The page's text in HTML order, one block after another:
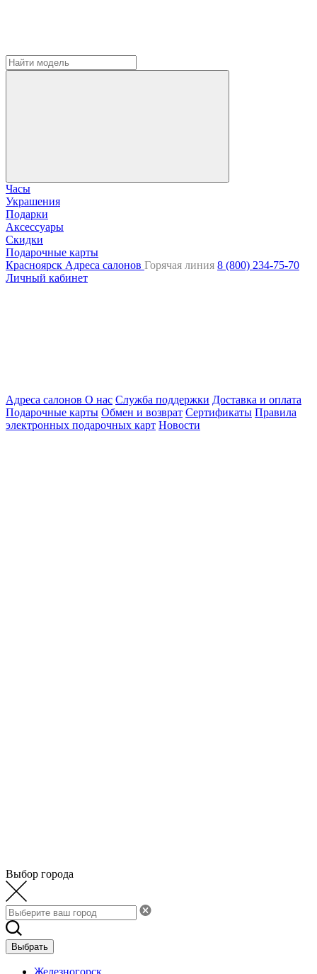
Часы
Украшения
Подарки
Аксессуары
Скидки
Подарочные карты
Красноярск Адреса салонов Горячая линия 8 (800) 234-75-70
Личный кабинет
Адреса салонов О нас Служба поддержки Доставка и оплата
Подарочные карты Обмен и возврат Сертификаты Правила
электронных подарочных карт Новости
Выбор города
Выбрать
Железногорск